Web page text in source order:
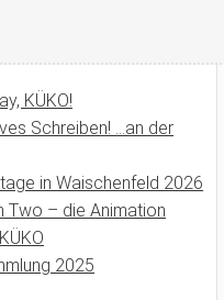
KÜKO!
Schreiben! …an der
in Waischenfeld 2026
Two – die Animation
2025